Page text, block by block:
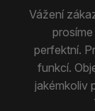
Vážení
perfektní.
funkcí.
jakémkoliv